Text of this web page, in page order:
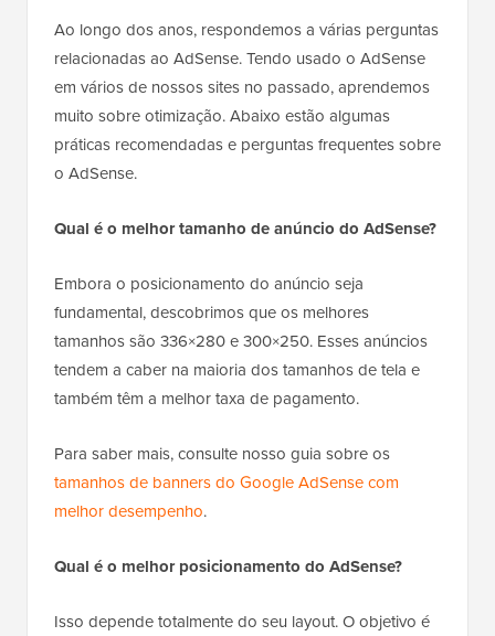
Ao longo dos anos, respondemos a várias perguntas
relacionadas ao AdSense. Tendo usado o AdSense
em vários de nossos sites no passado, aprendemos
muito sobre otimização. Abaixo estão algumas
práticas recomendadas e perguntas frequentes sobre
o AdSense.
Qual é o melhor tamanho de anúncio do AdSense?
Embora o posicionamento do anúncio seja
fundamental, descobrimos que os melhores
tamanhos são 336×280 e 300×250. Esses anúncios
tendem a caber na maioria dos tamanhos de tela e
também têm a melhor taxa de pagamento.
Para saber mais, consulte nosso guia sobre os
tamanhos de banners do Google AdSense com
melhor desempenho.
Qual é o melhor posicionamento do AdSense?
Isso depende totalmente do seu layout. O objetivo é